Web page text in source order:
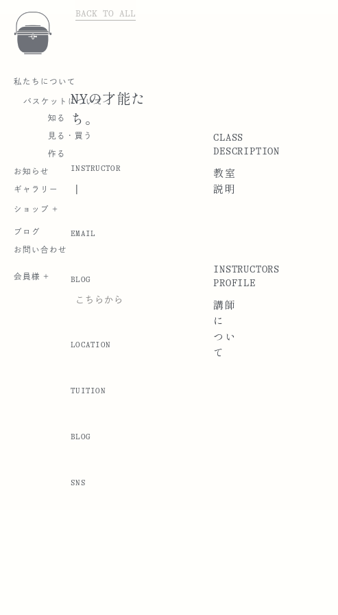
私たちについて
バスケットについて
知る
見る・買う
作る
お知らせ
ギャラリー
ショップ +
ブログ
お問い合わせ
会員様 +
BACK TO ALL
NYの才能た
ち。
INSTRUCTOR
|
EMAIL
BLOG
こちらから
LOCATION
TUITION
BLOG
SNS
CLASS
DESCRIPTION
教室
説明
INSTRUCTORS
PROFILE
講師
に
つい
て